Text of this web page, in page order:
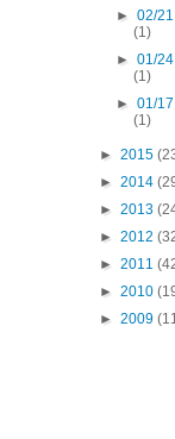
►02/
(1)
►01/
(1)
►01/
(1)
► 2015
► 2014
► 2013
► 2012
► 2011
► 2010
► 2009